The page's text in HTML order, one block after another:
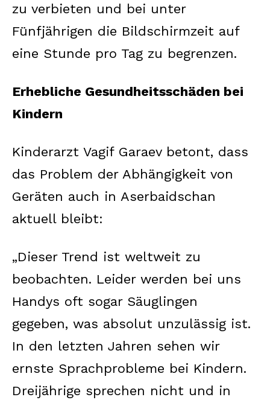
zu verbieten und bei unter
Fünfjährigen die Bildschirmzeit auf
eine Stunde pro Tag zu begrenzen.
Erhebliche Gesundheitsschäden bei
Kindern
Kinderarzt Vagif Garaev betont, dass
das Problem der Abhängigkeit von
Geräten auch in Aserbaidschan
aktuell bleibt:
„Dieser Trend ist weltweit zu
beobachten. Leider werden bei uns
Handys oft sogar Säuglingen
gegeben, was absolut unzulässig ist.
In den letzten Jahren sehen wir
ernste Sprachprobleme bei Kindern.
Dreijährige sprechen nicht und in